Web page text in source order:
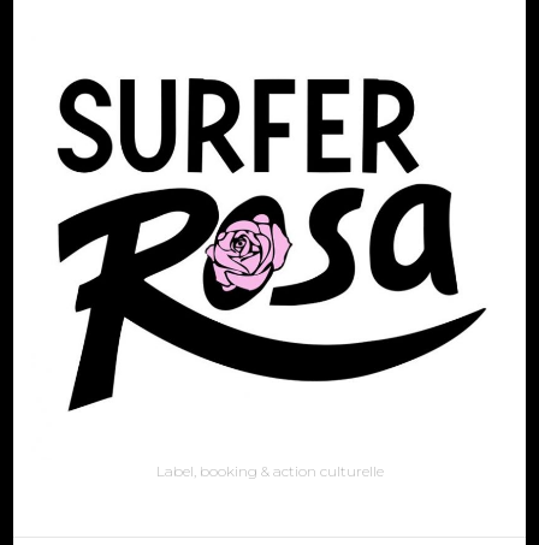
Label, booking & action culturelle